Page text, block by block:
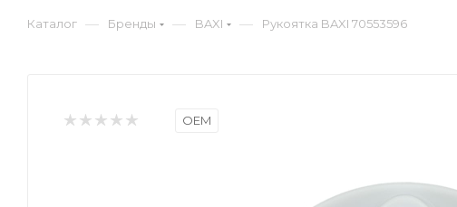
Каталог — Бренды — BAXI — Рукоятка BAXI 70553596
OEM